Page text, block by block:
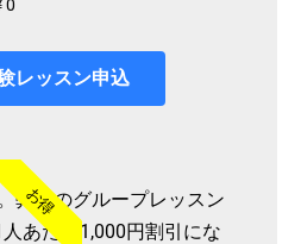
0
レッスン申込
お得
弊社のグループレッスン
あたり1,000円割引にな